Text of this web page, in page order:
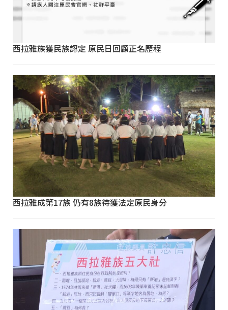
西拉雅族獲民族認定 原民日回顧正名歷程
西拉雅成第17族 仍有8族待獲法定原民身分